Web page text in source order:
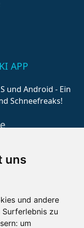
uns
und andere
zu
um
APP
und Android - Ein
Schneefreaks!
Partner